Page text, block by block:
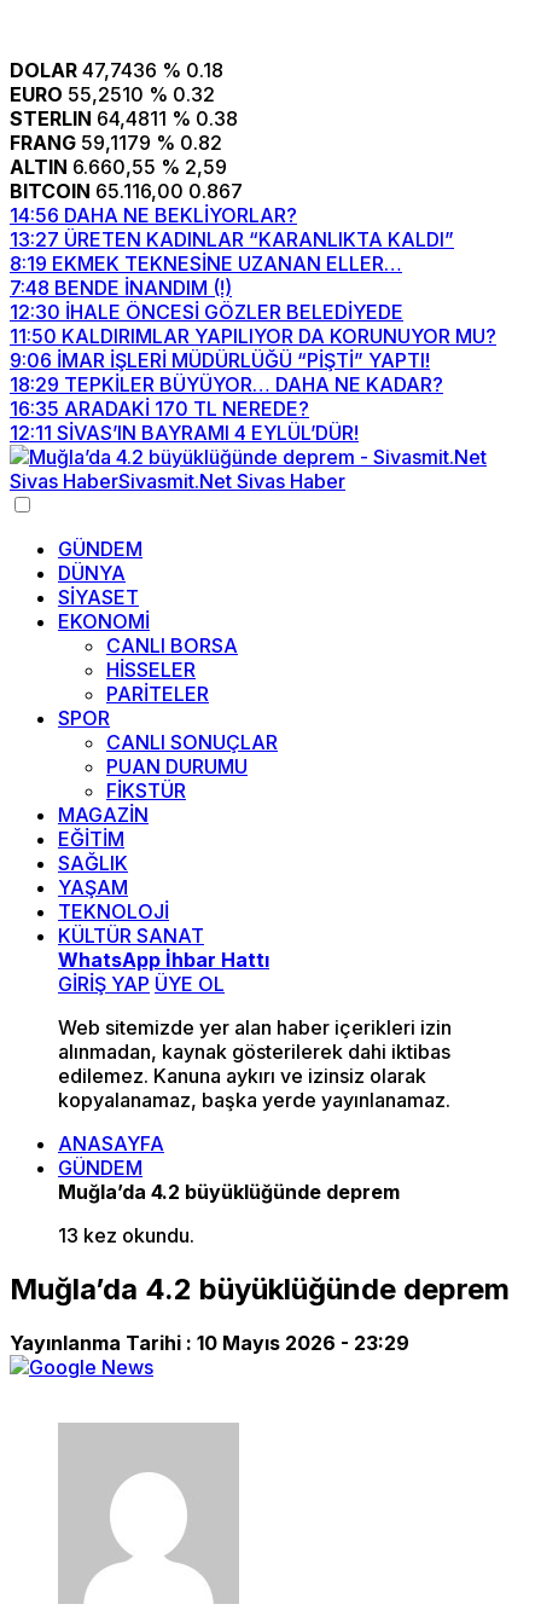
DOLAR 47,7436 % 0.18
EURO 55,2510 % 0.32
STERLIN 64,4811 % 0.38
FRANG 59,1179 % 0.82
ALTIN 6.660,55 % 2,59
BITCOIN 65.116,00 0.867
14:56 DAHA NE BEKLİYORLAR?
13:27 ÜRETEN KADINLAR “KARANLIKTA KALDI”
8:19 EKMEK TEKNESİNE UZANAN ELLER…
7:48 BENDE İNANDIM (!)
12:30 İHALE ÖNCESİ GÖZLER BELEDİYEDE
11:50 KALDIRIMLAR YAPILIYOR DA KORUNUYOR MU?
9:06 İMAR İŞLERİ MÜDÜRLÜĞÜ “PİŞTİ” YAPTI!
18:29 TEPKİLER BÜYÜYOR… DAHA NE KADAR?
16:35 ARADAKİ 170 TL NEREDE?
12:11 SİVAS’IN BAYRAMI 4 EYLÜL’DÜR!
GÜNDEM
DÜNYA
SİYASET
EKONOMİ
CANLI BORSA
HİSSELER
PARİTELER
SPOR
CANLI SONUÇLAR
PUAN DURUMU
FİKSTÜR
MAGAZİN
EĞİTİM
SAĞLIK
YAŞAM
TEKNOLOJİ
KÜLTÜR SANAT
WhatsApp İhbar Hattı
GİRİŞ YAP ÜYE OL
Web sitemizde yer alan haber içerikleri izin
alınmadan, kaynak gösterilerek dahi iktibas
edilemez. Kanuna aykırı ve izinsiz olarak
kopyalanamaz, başka yerde yayınlanamaz.
ANASAYFA
GÜNDEM
Muğla’da 4.2 büyüklüğünde deprem
13 kez okundu.
Muğla’da 4.2 büyüklüğünde deprem
Yayınlanma Tarihi : 10 Mayıs 2026 - 23:29